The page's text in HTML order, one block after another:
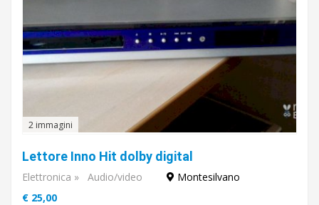
2 immagini
Lettore Inno Hit dolby digital
Elettronica » Audio/video
Montesilvano
€ 25,00